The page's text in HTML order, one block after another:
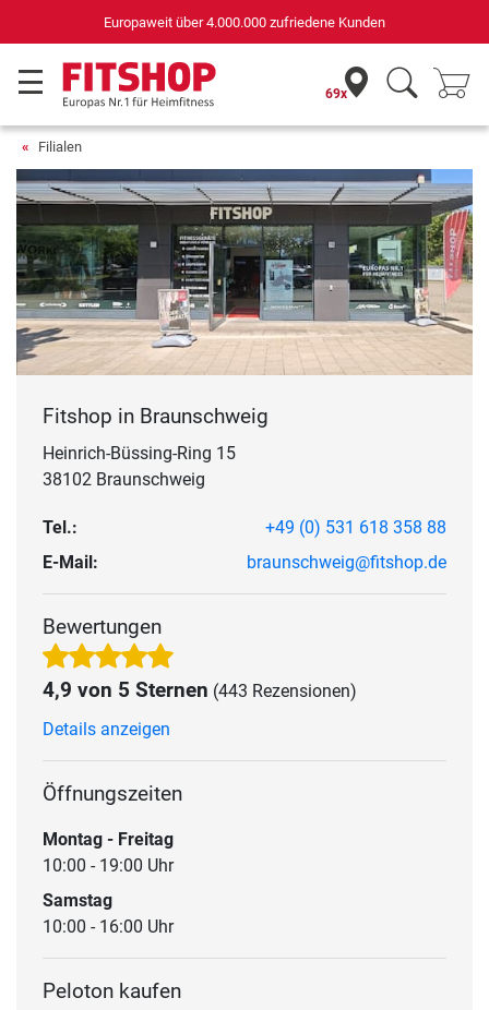
zufriedene Kunden
für Sportgeräte (n-
69x
Filialen
Fitshop in Braunschweig
Heinrich-Büssing-Ring 15
38102 Braunschweig
Tel.:
+49 (0) 531 618 358 88
E-Mail:
braunschweig@fitshop.de
Bewertungen
4,9 von 5 Sternen (443 Rezensionen)
Details anzeigen
Öffnungszeiten
Montag - Freitag
10:00 - 19:00 Uhr
Samstag
10:00 - 16:00 Uhr
Peloton kaufen